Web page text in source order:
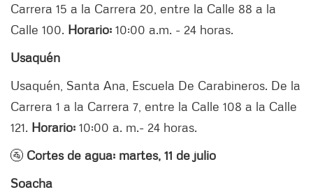
Carrera 15 a la Carrera 20, entre la Calle 88 a la
Calle 100. Horario: 10:00 a.m. - 24 horas.
Usaquén
Usaquén, Santa Ana, Escuela De Carabineros. De la
Carrera 1 a la Carrera 7, entre la Calle 108 a la Calle
121. Horario: 10:00 a. m.- 24 horas.
🚰 Cortes de agua: martes, 11 de julio
Soacha